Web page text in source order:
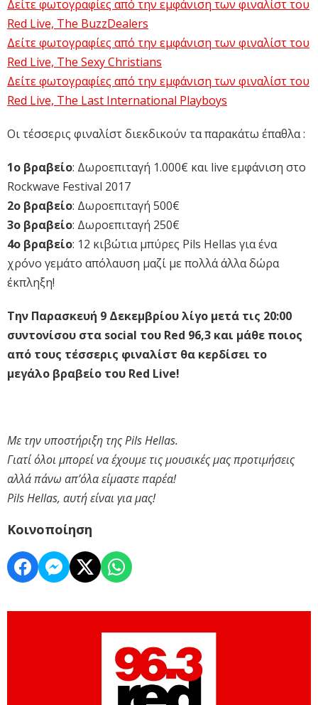
Δείτε φωτογραφίες από την εμφάνιση των φιναλίστ του
Red Live, The BuzzDealers
Δείτε φωτογραφίες από την εμφάνιση των φιναλίστ του
Red Live, The Sexy Christians
Δείτε φωτογραφίες από την εμφάνιση των φιναλίστ του
Red Live, The Last International Playboys
Οι τέσσερις φιναλίστ διεκδικούν τα παρακάτω έπαθλα :
1ο βραβείο: Δωροεπιταγή 1.000€ και live εμφάνιση στο
Rockwave Festival 2017
2ο βραβείο: Δωροεπιταγή 500€
3ο βραβείο: Δωροεπιταγή 250€
4ο βραβείο: 12 κιβώτια μπύρες Pils Hellas για ένα
χρόνο γεμάτο απόλαυση μαζί με πολλά άλλα δώρα
έκπληξη!
Την Παρασκευή 9 Δεκεμβρίου λίγο μετά τις 20:00
συντονίσου στα social του Red 96,3 και μάθε ποιος
από τους τέσσερις φιναλίστ θα κερδίσει το
μεγάλο βραβείο του Red Live!
Με την υποστήριξη της Pils Hellas.
Γιατί όλοι μπορεί να έχουμε τις μουσικές μας προτιμήσεις
αλλά πάνω απ’όλα είμαστε παρέα!
Pils Hellas, αυτή είναι για μας!
Κοινοποίηση